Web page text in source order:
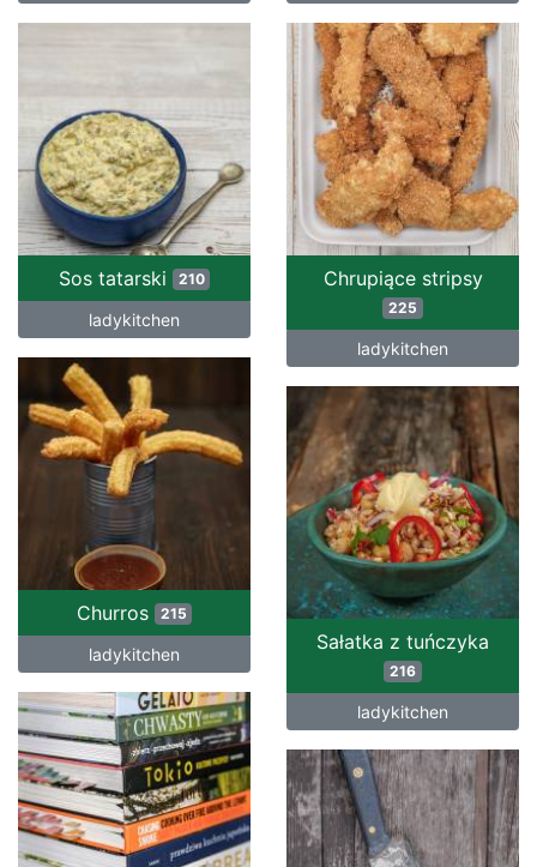
Sos tatarski 210
ladykitchen
Chrupiące stripsy
225
ladykitchen
Churros 215
ladykitchen
Sałatka z tuńczyka
216
ladykitchen